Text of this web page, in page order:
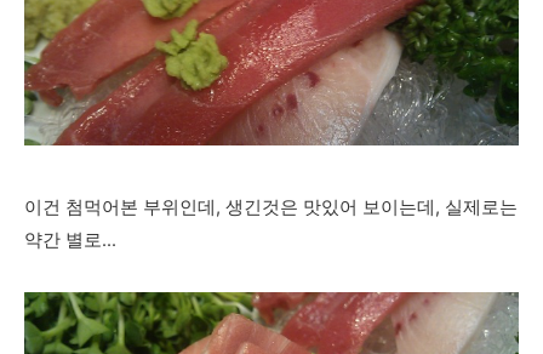
이건 첨먹어본 부위인데, 생긴것은 맛있어 보이는데, 실제로는
약간 별로...